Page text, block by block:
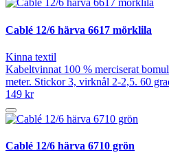
Cablé 12/6 härva 6617 mörklila
Kinna textil
Kabeltvinnat 100 % merciserat
meter. Stickor 3, virknål 2-2,5. 60
149 kr
Cablé 12/6 härva 6710 grön